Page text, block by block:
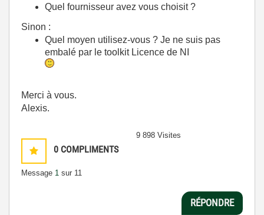
Quel fournisseur avez vous choisit ?
Sinon :
Quel moyen utilisez-vous ? Je ne suis pas
embalé par le toolkit Licence de NI
Merci à vous.
Alexis.
0 COMPLIMENTS
Message 1 sur 11
9 898 Visites
RÉPONDRE